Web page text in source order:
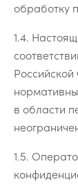
обработку
1.4.
в области
1.5.